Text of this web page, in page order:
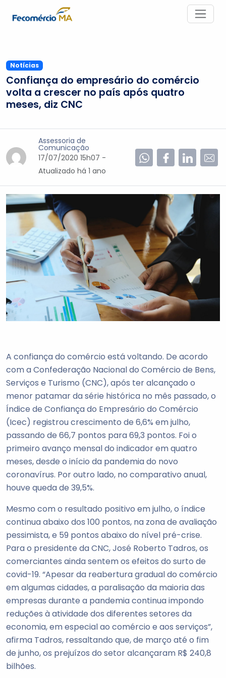
Notícias
Confiança do empresário do comércio
volta a crescer no país após quatro
meses, diz CNC
Assessoria de
Comunicação
17/07/2020 15h07 -
Atualizado há 1 ano
A confiança do comércio está voltando. De acordo
com a Confederação Nacional do Comércio de Bens,
Serviços e Turismo (CNC), após ter alcançado o
menor patamar da série histórica no mês passado, o
Índice de Confiança do Empresário do Comércio
(Icec) registrou crescimento de 6,6% em julho,
passando de 66,7 pontos para 69,3 pontos. Foi o
primeiro avanço mensal do indicador em quatro
meses, desde o início da pandemia do novo
coronavírus. Por outro lado, no comparativo anual,
houve queda de 39,5%.
Mesmo com o resultado positivo em julho, o índice
continua abaixo dos 100 pontos, na zona de avaliação
pessimista, e 59 pontos abaixo do nível pré-crise.
Para o presidente da CNC, José Roberto Tadros, os
comerciantes ainda sentem os efeitos do surto de
covid-19. “Apesar da reabertura gradual do comércio
em algumas cidades, a paralisação da maioria das
empresas durante a pandemia continua impondo
reduções à atividade dos diferentes setores da
economia, em especial ao comércio e aos serviços”,
afirma Tadros, ressaltando que, de março até o fim
de junho, os prejuízos do setor alcançaram R$ 240,8
bilhões.